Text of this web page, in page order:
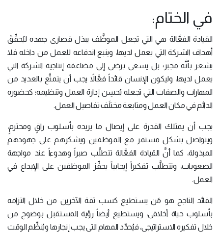
في الختام:
القيادة الفعَّالة هي التي تجعل الموظَّف يبذل قصارى جهده ليُحقِّقَ
أهداف الشركة التي يعمل لديها، وينبع اندفاعه للعمل من داخله فلا
يشعر بأنَّه مجبر؛ بل يسعى برضى إلى مضاعفة إنتاجية الشركة التي
يعمل لديها، وليكون الإنسان قائداً فعَّالاً يجب أن يتمتَّع بالعديد من
المهارات والصفات التي تجعله يُحسِن إدارة العمل وتنظيمه؛ كحضوره
الدائم في مكان العمل ومتابعة مختلَف تفاصيل العمل.
يجب أن يمتلك القدرة على إيصال ما يريده بأسلوب راقٍ ومحترمٍ،
ويتواصل بشكل مستمر مع الموظفين ويشكرهم على جهودهم
المبذولة، كما أنَّ القيادة الفعَّالة تتطلَّب صبراً وهدوءاً عند مواجهة
الصعوبات، وتتطلَّب تفكيراً إيجابياً يحفِّز الموظفين على الإبداع في
العمل.
القائد الناجح هو مَن يستطيع كسب ثقة الآخرين من خلال التزامه
بأسلوب حياة أخلاقي، ويستطيع أيضاً رؤية المستقبل بوضوح من
خلال تفكيره الاستراتيجي، فيُحدِّد المهام التي يجب إنجازها ويُنظِّم الوقت